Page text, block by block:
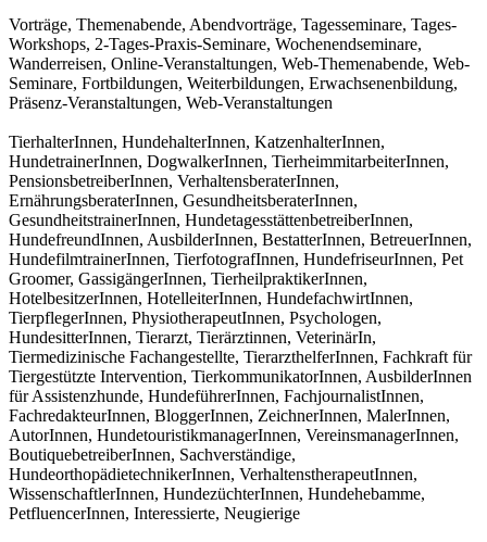
Vorträge, Themenabende, Abendvorträge, Tagesseminare, Tages-
Workshops, 2-Tages-Praxis-Seminare, Wochenendseminare,
Wanderreisen, Online-Veranstaltungen, Web-Themenabende, Web-
Seminare, Fortbildungen, Weiterbildungen, Erwachsenenbildung,
Präsenz-Veranstaltungen, Web-Veranstaltungen
TierhalterInnen, HundehalterInnen, KatzenhalterInnen,
HundetrainerInnen, DogwalkerInnen, TierheimmitarbeiterInnen,
PensionsbetreiberInnen, VerhaltensberaterInnen,
ErnährungsberaterInnen, GesundheitsberaterInnen,
GesundheitstrainerInnen, HundetagesstättenbetreiberInnen,
HundefreundInnen, AusbilderInnen, BestatterInnen, BetreuerInnen,
HundefilmtrainerInnen, TierfotografInnen, HundefriseurInnen, Pet
Groomer, GassigängerInnen, TierheilpraktikerInnen,
HotelbesitzerInnen, HotelleiterInnen, HundefachwirtInnen,
TierpflegerInnen, PhysiotherapeutInnen, Psychologen,
HundesitterInnen, Tierarzt, Tierärztinnen, VeterinärIn,
Tiermedizinische Fachangestellte, TierarzthelferInnen, Fachkraft für
Tiergestützte Intervention, TierkommunikatorInnen, AusbilderInnen
für Assistenzhunde, HundeführerInnen, FachjournalistInnen,
FachredakteurInnen, BloggerInnen, ZeichnerInnen, MalerInnen,
AutorInnen, HundetouristikmanagerInnen, VereinsmanagerInnen,
BoutiquebetreiberInnen, Sachverständige,
HundeorthopädietechnikerInnen, VerhaltenstherapeutInnen,
WissenschaftlerInnen, HundezüchterInnen, Hundehebamme,
PetfluencerInnen, Interessierte, Neugierige